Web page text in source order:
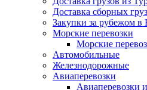
Доставка сборных
Закупки за рубежом в
Морские перевозки
Морские
Автомобильные
Железнодорожные
Авиаперевозки
Авиаперевозки